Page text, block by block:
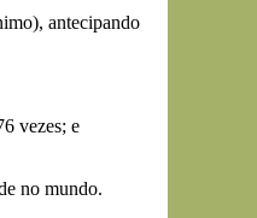
antecipando
vezes; e
no mundo.